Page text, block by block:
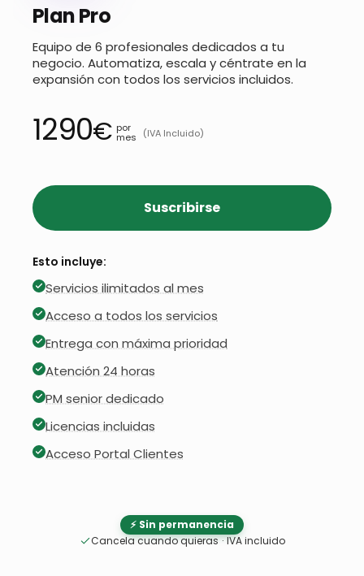
Plan Pro
Equipo de 6 profesionales dedicados a tu
negocio. Automatiza, escala y céntrate en la
expansión con todos los servicios incluidos.
1290€ por
mes (IVA Incluido)
Suscribirse
Esto incluye:
Servicios ilimitados al mes
Acceso a todos los servicios
Entrega con máxima prioridad
Atención 24 horas
PM senior dedicado
Licencias incluidas
Acceso Portal Clientes
⚡ Sin permanencia
Cancela cuando quieras · IVA incluido